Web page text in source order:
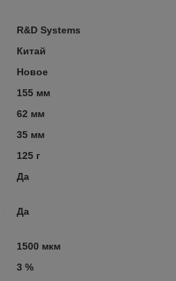
R&D Systems
Китай
Новое
155 мм
62 мм
35 мм
125 г
Да
Да
1500 мкм
3 %